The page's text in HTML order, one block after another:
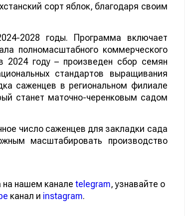
сорт яблок, благодаря своим
2028 годы. Программа включает
полномасштабного коммерческого
2024 году – произведен сбор семян
стандартов выращивания
саженцев в региональном филиале
станет маточно-черенковым садом
число саженцев для закладки сада
масштабировать производство
на нашем канале telegram, узнавайте о
канал и instagram.